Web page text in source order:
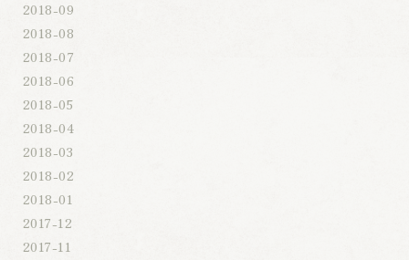
2018-09
2018-08
2018-07
2018-06
2018-05
2018-04
2018-03
2018-02
2018-01
2017-12
2017-11